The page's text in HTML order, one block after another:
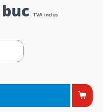
TVA inclus